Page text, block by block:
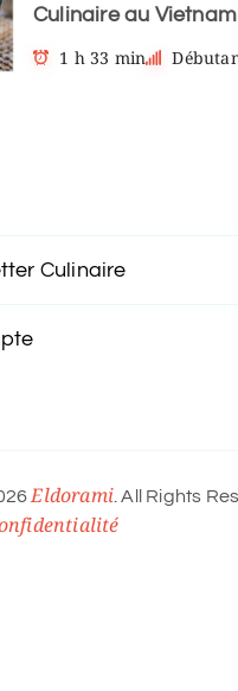
Culinaire au Vietnam
1 h 33 min
Culinaire
Eldorami . All Rights